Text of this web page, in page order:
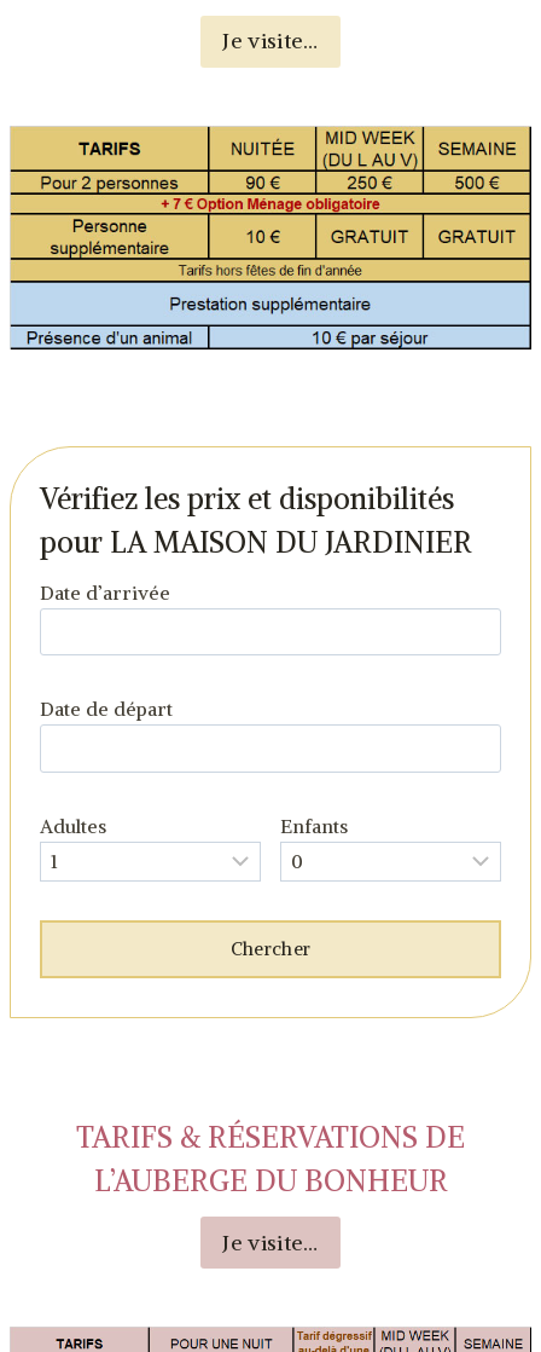
Je visite…
Vérifiez les prix et disponibilités
pour LA MAISON DU JARDINIER
Date d’arrivée
Date de départ
Adultes Enfants
TARIFS & RÉSERVATIONS DE
L’AUBERGE DU BONHEUR
Je visite…